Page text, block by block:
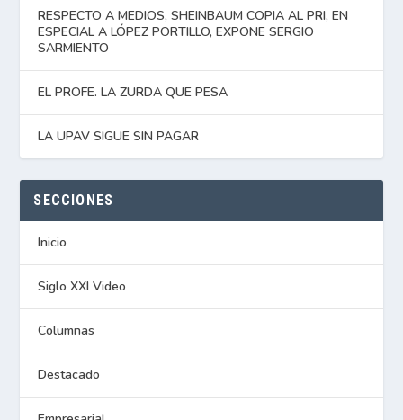
RESPECTO A MEDIOS, SHEINBAUM COPIA AL PRI, EN
ESPECIAL A LÓPEZ PORTILLO, EXPONE SERGIO
SARMIENTO
EL PROFE. LA ZURDA QUE PESA
LA UPAV SIGUE SIN PAGAR
SECCIONES
Inicio
Siglo XXI Video
Columnas
Destacado